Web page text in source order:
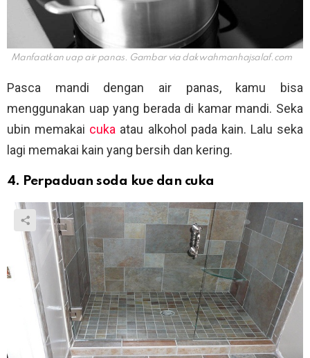
Manfaatkan uap air panas. Gambar viadakwahmanhajsalaf.com
Pasca mandi dengan air panas, kamu bisa
menggunakan uap yang berada di kamar mandi. Seka
ubin memakai cuka atau alkohol pada kain. Lalu seka
lagi memakai kain yang bersih dan kering.
4. Perpaduan soda kue dan cuka